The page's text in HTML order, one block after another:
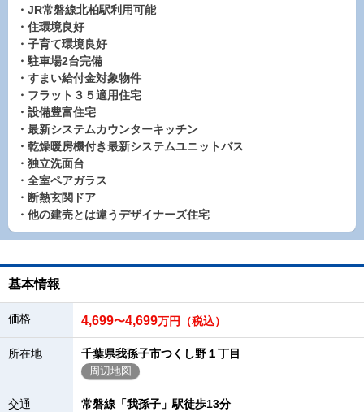
・JR常磐線北柏駅利用可能
・住環境良好
・子育て環境良好
・駐車場2台完備
・すまい給付金対象物件
・フラット３５適用住宅
・設備豊富住宅
・最新システムカウンターキッチン
・乾燥暖房機付き最新システムユニットバス
・独立洗面台
・全室ペアガラス
・断熱玄関ドア
・他の建売とは違うデザイナーズ住宅
基本情報
価格 4,699〜4,699万円（税込）
所在地 千葉県我孫子市つくし野１丁目
周辺地図
交通
常磐線「我孫子」駅徒歩13分